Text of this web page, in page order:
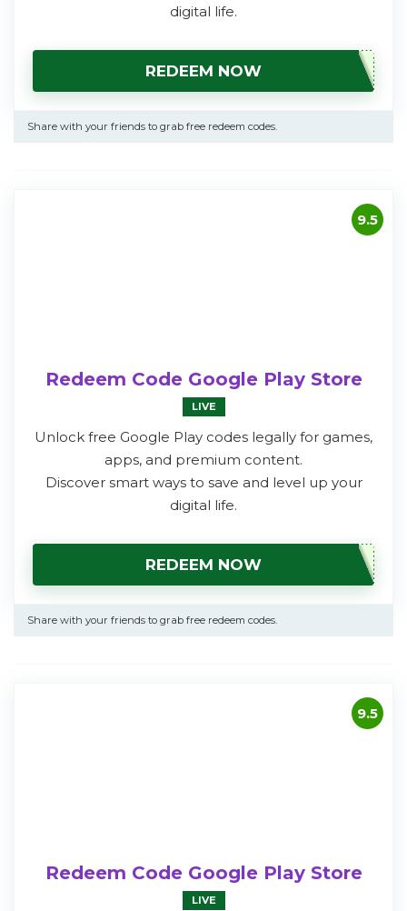
digital life.
REDEEM NOW
Share with your friends to grab free redeem codes.
9.5
Redeem Code Google Play Store
LIVE
Unlock free Google Play codes legally for games,
apps, and premium content.
Discover smart ways to save and level up your
digital life.
REDEEM NOW
Share with your friends to grab free redeem codes.
9.5
Redeem Code Google Play Store
LIVE